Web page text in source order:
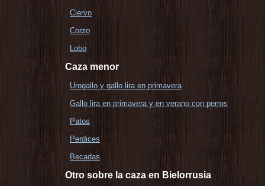
Ciervo
Corzo
Lobo
Caza menor
Urogallo y gallo lira en primavera
Gallo lira en primavera y en verano con perros
Patos
Perdices
Becadas
Otro sobre la caza en Bielorrusia